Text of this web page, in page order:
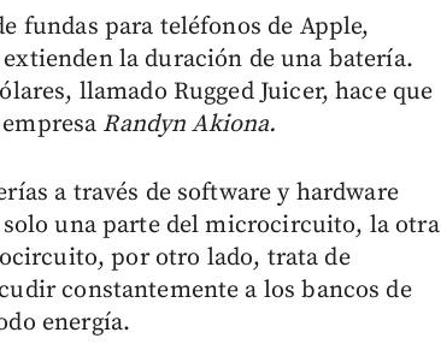
fundas para teléfonos de Apple,
la duración de una batería.
llamado Rugged Juicer, hace que
Randyn Akiona.
a través de software y hardware
una parte del microcircuito, la otra
por otro lado, trata de
constantemente a los bancos de
energía.